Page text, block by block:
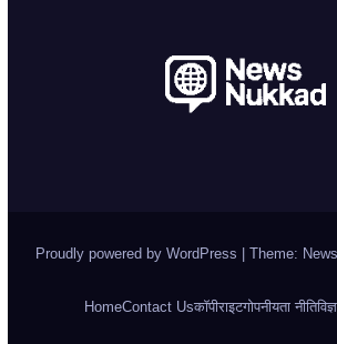
Proudly powered by WordPress Theme:
HomeContact Usकॉपीराइटगोपनीयता नीति